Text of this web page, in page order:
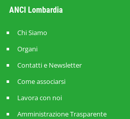
ANCI Lombardia
Chi Siamo
Organi
Contatti e Newsletter
Come associarsi
Lavora con noi
Amministrazione Trasparente